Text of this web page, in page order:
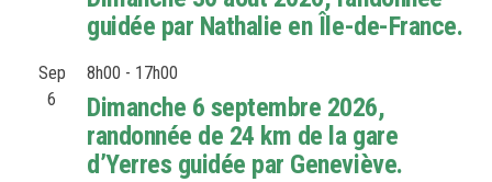
guidée par Nathalie en Île-de-France.
Sep
6
8h00 - 17h00
Dimanche 6 septembre 2026,
randonnée de 24 km de la gare
d’Yerres guidée par Geneviève.